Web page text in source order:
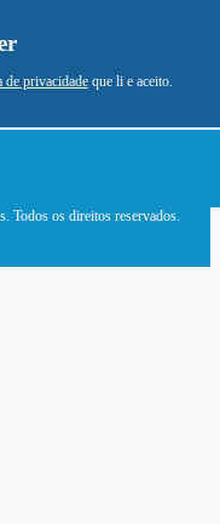
de privacidadeque li e aceito.
Todos os direitos reservados.